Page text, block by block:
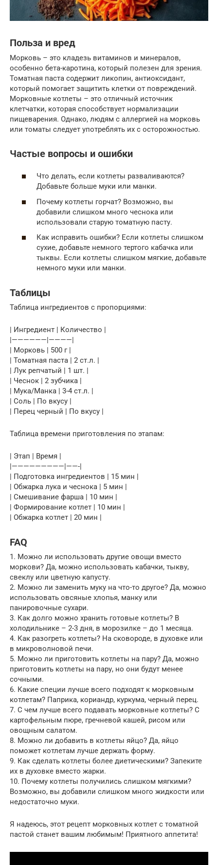
Польза и вред
Морковь – это кладезь витаминов и минералов,
особенно бета-каротина, который полезен для зрения.
Томатная паста содержит ликопин, антиоксидант,
который помогает защитить клетки от повреждений.
Морковные котлеты – это отличный источник
клетчатки, которая способствует нормализации
пищеварения. Однако, людям с аллергией на морковь
или томаты следует употреблять их с осторожностью.
Частые вопросы и ошибки
Что делать, если котлеты разваливаются?
Добавьте больше муки или манки.
Почему котлеты горчат? Возможно, вы
добавили слишком много чеснока или
использовали старую томатную пасту.
Как исправить ошибки? Если котлеты слишком
сухие, добавьте немного тертого кабачка или
тыквы. Если котлеты слишком мягкие, добавьте
немного муки или манки.
Таблицы
Таблица ингредиентов с пропорциями:
| Ингредиент | Количество |
|——————|————|
| Морковь | 500 г |
| Томатная паста | 2 ст.л. |
| Лук репчатый | 1 шт. |
| Чеснок | 2 зубчика |
| Мука/Манка | 3-4 ст.л. |
| Соль | По вкусу |
| Перец черный | По вкусу |
Таблица времени приготовления по этапам:
| Этап | Время |
|—————————|——-|
| Подготовка ингредиентов | 15 мин |
| Обжарка лука и чеснока | 5 мин |
| Смешивание фарша | 10 мин |
| Формирование котлет | 10 мин |
| Обжарка котлет | 20 мин |
FAQ
1. Можно ли использовать другие овощи вместо
моркови? Да, можно использовать кабачки, тыкву,
свеклу или цветную капусту.
2. Можно ли заменить муку на что-то другое? Да, можно
использовать овсяные хлопья, манку или
панировочные сухари.
3. Как долго можно хранить готовые котлеты? В
холодильнике – 2-3 дня, в морозилке – до 1 месяца.
4. Как разогреть котлеты? На сковороде, в духовке или
в микроволновой печи.
5. Можно ли приготовить котлеты на пару? Да, можно
приготовить котлеты на пару, но они будут менее
сочными.
6. Какие специи лучше всего подходят к морковным
котлетам? Паприка, кориандр, куркума, черный перец.
7. С чем лучше всего подавать морковные котлеты? С
картофельным пюре, гречневой кашей, рисом или
овощным салатом.
8. Можно ли добавить в котлеты яйцо? Да, яйцо
поможет котлетам лучше держать форму.
9. Как сделать котлеты более диетическими? Запеките
их в духовке вместо жарки.
10. Почему котлеты получились слишком мягкими?
Возможно, вы добавили слишком много жидкости или
недостаточно муки.
Я надеюсь, этот рецепт морковных котлет с томатной
пастой станет вашим любимым! Приятного аппетита!